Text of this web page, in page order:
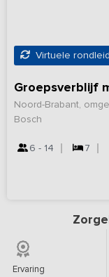
Virtuele
Groepsverblijf
Noord-Brabant,
Bosch
6 - 14 7
Ervaring